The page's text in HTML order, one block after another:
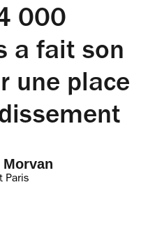
000
a fait son
une place
Morvan
Paris